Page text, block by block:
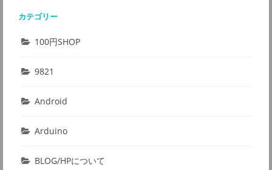
カテゴリー
100円SHOP
9821
Android
Arduino
BLOG/HPについて